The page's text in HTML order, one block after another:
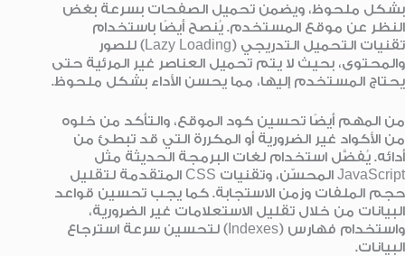
بشكل ملحوظ، ويضمن تحميل الصفحات بسرعة بغض
النظر عن موقع المستخدم. يُنصح أيضًا باستخدام
تقنيات التحميل التدريجي (Lazy Loading) للصور
والمحتوى، بحيث لا يتم تحميل العناصر غير المرئية حتى
يحتاج المستخدم إليها، مما يحسن الأداء بشكل ملحوظ.
من المهم أيضًا تحسين كود الموقع، والتأكد من خلوه
من الأكواد غير الضرورية أو المكررة التي قد تبطئ من
أدائه. يُفضَّل استخدام لغات البرمجة الحديثة مثل
JavaScript المحسّن، وتقنيات CSS المتقدمة لتقليل
حجم الملفات وزمن الاستجابة. كما يجب تحسين قواعد
البيانات من خلال تقليل الاستعلامات غير الضرورية،
واستخدام فهارس (Indexes) لتحسين سرعة استرجاع
البيانات.